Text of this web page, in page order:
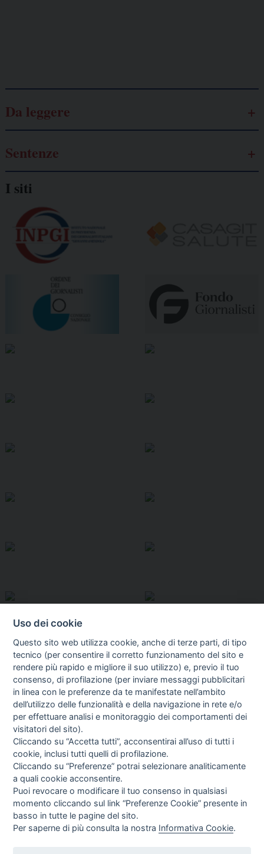
Da leggere
Sentenze
I siti
I libri Vedi tutti
Direttrice Responsabile: Alessandra Costante | Registrazione al Tribunale Civile
Uso dei cookie
Questo sito web utilizza cookie, anche di terze parti, di tipo
tecnico (per consentire il corretto funzionamento del sito e
rendere più rapido e migliore il suo utilizzo) e, previo il tuo
consenso, di profilazione (per inviare messaggi pubblicitari
in linea con le preferenze da te manifestate nell’ambito
dell’utilizzo delle funzionalità e della navigazione in rete e/o
per effettuare analisi e monitoraggio dei comportamenti dei
visitatori del sito).
Cliccando su “Accetta tutti”, acconsentirai all’uso di tutti i
cookie, inclusi tutti quelli di profilazione.
Cliccando su “Preferenze” potrai selezionare analiticamente
a quali cookie acconsentire.
Puoi revocare o modificare il tuo consenso in qualsiasi
momento cliccando sul link “Preferenze Cookie” presente in
basso in tutte le pagine del sito.
Per saperne di più consulta la nostra Informativa Cookie.